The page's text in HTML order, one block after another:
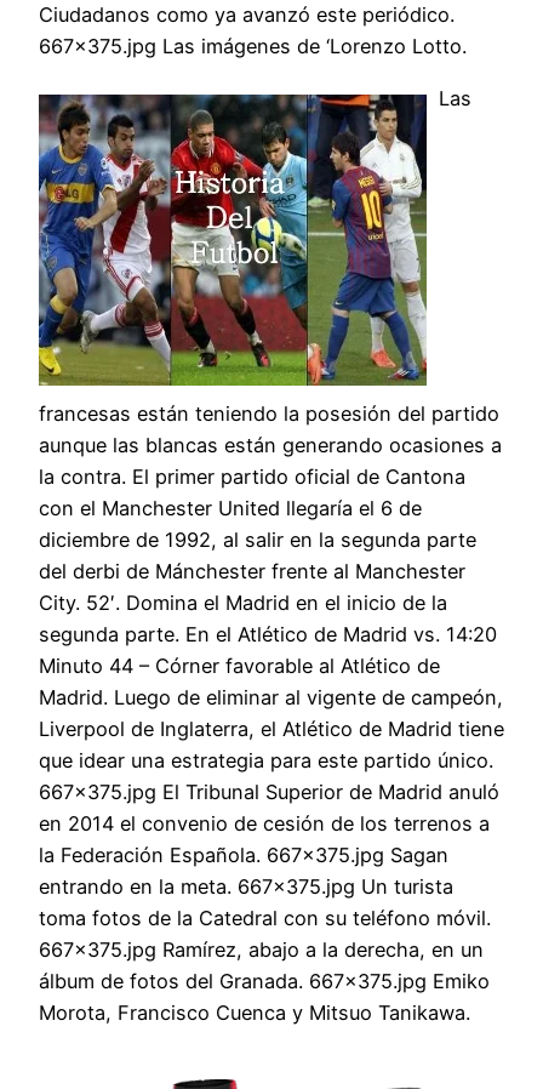
Ciudadanos como ya avanzó este periódico.
667×375.jpg Las imágenes de ‘Lorenzo Lotto.
Las
francesas están teniendo la posesión del partido
aunque las blancas están generando ocasiones a
la contra. El primer partido oficial de Cantona
con el Manchester United llegaría el 6 de
diciembre de 1992, al salir en la segunda parte
del derbi de Mánchester frente al Manchester
City. 52′. Domina el Madrid en el inicio de la
segunda parte. En el Atlético de Madrid vs. 14:20
Minuto 44 – Córner favorable al Atlético de
Madrid. Luego de eliminar al vigente de campeón,
Liverpool de Inglaterra, el Atlético de Madrid tiene
que idear una estrategia para este partido único.
667×375.jpg El Tribunal Superior de Madrid anuló
en 2014 el convenio de cesión de los terrenos a
la Federación Española. 667×375.jpg Sagan
entrando en la meta. 667×375.jpg Un turista
toma fotos de la Catedral con su teléfono móvil.
667×375.jpg Ramírez, abajo a la derecha, en un
álbum de fotos del Granada. 667×375.jpg Emiko
Morota, Francisco Cuenca y Mitsuo Tanikawa.